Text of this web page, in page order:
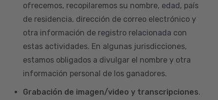
ofrecemos, recopilaremos su nombre, edad, país
de residencia, dirección de correo electrónico y
otra información de registro relacionada con
estas actividades. En algunas jurisdicciones,
estamos obligados a divulgar el nombre y otra
información personal de los ganadores.
Grabación de imagen/video y transcripciones.